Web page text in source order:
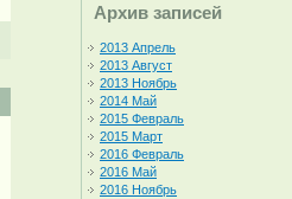
Архив записей
2013 Апрель
2013 Август
2013 Ноябрь
2014 Май
2015 Февраль
2015 Март
2016 Февраль
2016 Май
2016 Ноябрь